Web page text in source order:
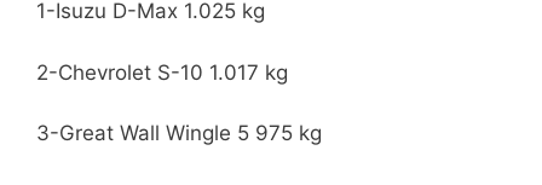
1-Isuzu D-Max 1.025 kg
2-Chevrolet S-10 1.017 kg
3-Great Wall Wingle 5 975 kg